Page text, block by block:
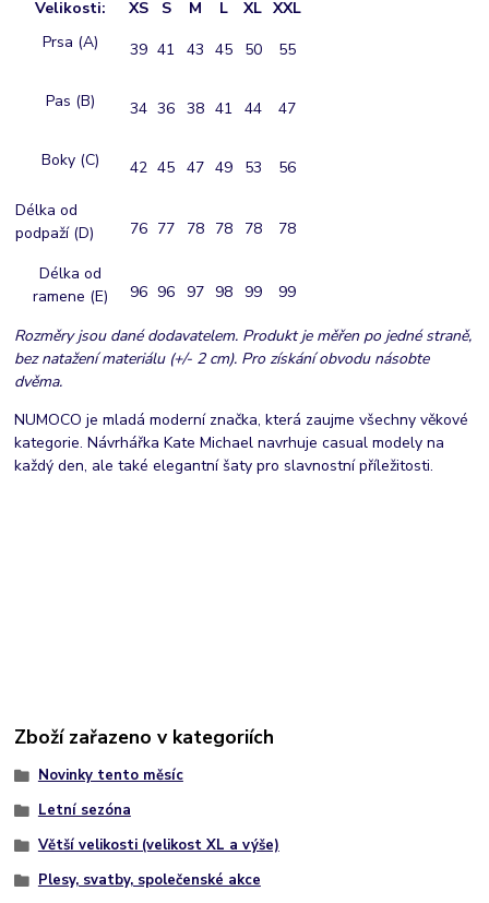
Velikosti: XS S M L XL XXL
Prsa (A)
39 41 43 45 50 55
Pas (B) 34 36 38 41 44 47
Boky (C) 42 45 47 49 53 56
Délka od
podpaží (D)
76 77 78 78 78 78
Délka od
ramene (E)
96 96 97 98 99 99
Rozměry jsou dané dodavatelem. Produkt je měřen po jedné straně,
bez natažení materiálu (+/- 2 cm). Pro získání obvodu násobte
dvěma.
NUMOCO je mladá moderní značka, která zaujme všechny věkové
kategorie. Návrhářka Kate Michael navrhuje casual modely na
každý den, ale také elegantní šaty pro slavnostní příležitosti.
Zboží zařazeno v kategoriích
Novinky tento měsíc
Letní sezóna
Větší velikosti (velikost XL a výše)
Plesy, svatby, společenské akce